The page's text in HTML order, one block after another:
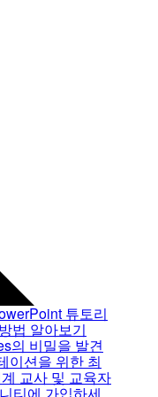
튜토리
법 알아보기
의 비밀을 발견
이션을 위한 최
교사 및 교육자